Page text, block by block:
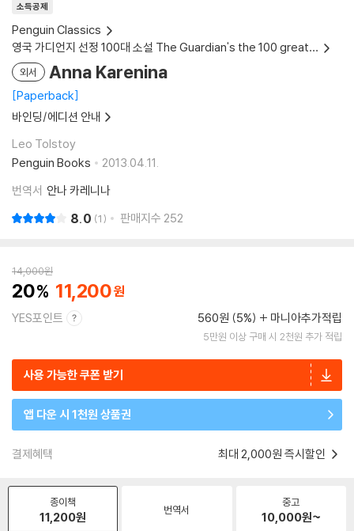
소득공제
Penguin Classics
영국 가디언지 선정 100대 소설 The Guardian's the 100 greatest literature ever published in English (2026)
외서 Anna Karenina
Paperback
바인딩/에디션 안내
Leo Tolstoy
Penguin Books
2013.04.11.
번역서 안나 카레니나
8.0 1 판매지수 252
14,000원
20 11,200
YES포인트 560원 (5%) 마니아추가적립
5만원 이상 구매 시 2천원 추가 적립
사용 가능한 쿠폰 받기
앱 다운 시 1천원 상품권
결제혜택 최대 2,000원 즉시할인
종이책
11,200원 번역서
중고
10,000원~